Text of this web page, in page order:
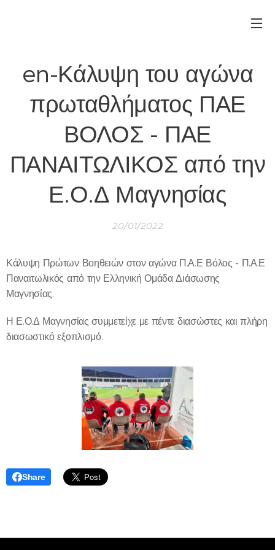
en-Κάλυψη του αγώνα
πρωταθλήματος ΠΑΕ
ΒΟΛΟΣ - ΠΑΕ
ΠΑΝΑΙΤΩΛΙΚΟΣ από την
Ε.Ο.Δ Μαγνησίας
20/01/2022
Κάλυψη Πρώτων Βοηθειών στον αγώνα Π.Α.Ε Βόλος - Π.Α.Ε
Παναιτωλικός από την Ελληνική Ομάδα Διάσωσης
Μαγνησίας.
Η Ε.Ο.Δ Μαγνησίας συμμετείχε με πέντε διασώστες και πλήρη
διασωστικό εξοπλισμό.
Share